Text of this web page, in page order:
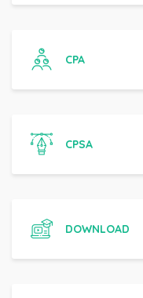
CPA
CPSA
DOWNLOAD